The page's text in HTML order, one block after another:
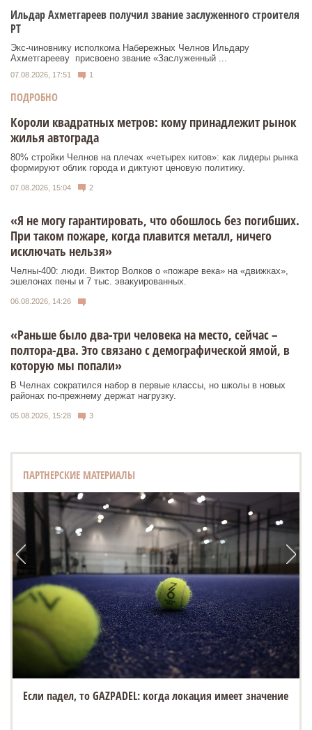
Ильдар Ахметгареев получил звание заслуженного строителя
РТ
Экс‑чиновнику исполкома Набережных Челнов Ильдару
Ахметгарееву присвоено звание «Заслуженный ...
07.08.2026, 17:51 1
ПОДРОБНО
Короли квадратных метров: кому принадлежит рынок
жилья автограда
80% стройки Челнов на плечах «четырех китов»: как лидеры рынка
формируют облик города и диктуют ценовую политику.
07.08.2026, 15:04 2
«Я не могу гарантировать, что обошлось без погибших.
При таком пожаре, когда плавится металл, ничего
исключать нельзя»
Челны-400: люди. Виктор Волков о «пожаре века» на «движках»,
эшелонах пены и 7 тыс. эвакуированных.
06.08.2026, 14:26
«Раньше было два-три человека на место, сейчас –
полтора-два. Это связано с демографической ямой, в
которую мы попали»
В Челнах сократился набор в первые классы, но школы в новых
районах по-прежнему держат нагрузку.
05.08.2026, 15:28 3
ПАРТНЕРСКИЕ МАТЕРИАЛЫ
Если падел, то GAZPADEL: когда локация имеет значение